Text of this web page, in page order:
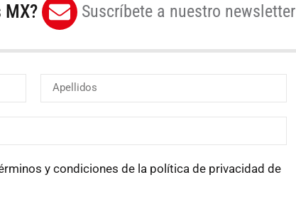
MX? Suscríbete a nuestro newsletter
y condiciones de la política de privacidad de